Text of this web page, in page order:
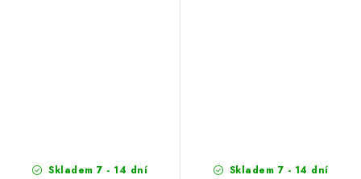
Skladem 7 - 14 dní Skladem 7 - 14 dní